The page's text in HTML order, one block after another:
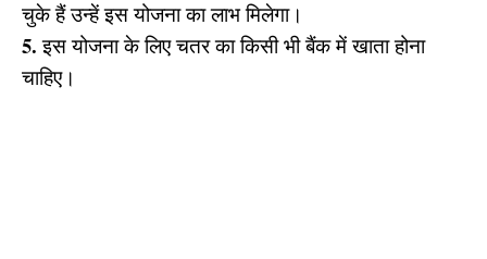
चुके हैं उन्हें इस योजना का लाभ मिलेगा।
5. इस योजना के लिए चतर का किसी भी बैंक में खाता होना
चाहिए।